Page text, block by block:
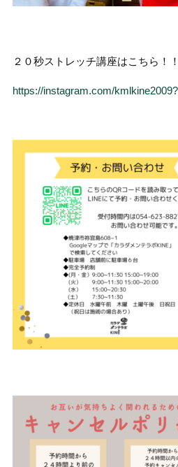
２０秒ストレッチ講座はこちら！！
https://instagram.com/